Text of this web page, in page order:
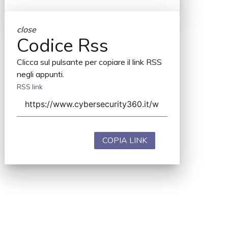
close
Codice Rss
Clicca sul pulsante per copiare il link RSS
negli appunti.
RSS link
COPIA LINK